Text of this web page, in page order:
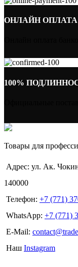
ОНЛАЙН ОПЛАТА
100%
Товары для
Адрес: ул. Ак.
140000
Телефон: +7 (771)
WhatsApp: +7 (771)
E-Mail:
Наш Instagram